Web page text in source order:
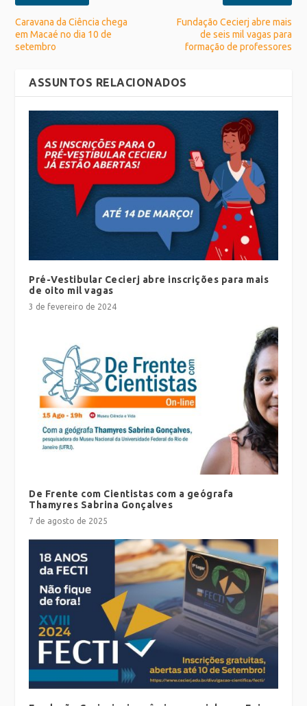
Caravana da Ciência chega
em Macaé no dia 10 de
setembro
Fundação Cecierj abre mais
de seis mil vagas para
formação de professores
ASSUNTOS RELACIONADOS
Pré-Vestibular Cecierj abre inscrições para mais
de oito mil vagas
3 de fevereiro de 2024
De Frente com Cientistas com a geógrafa
Thamyres Sabrina Gonçalves
7 de agosto de 2025